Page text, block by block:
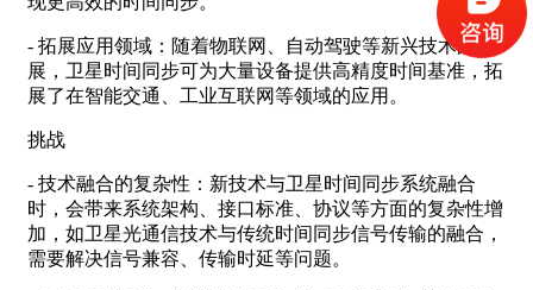
- 拓展应用领域：随着物联网、自动驾驶等新兴技术的发
展，卫星时间同步可为大量设备提供高精度时间基准，拓
展了在智能交通、工业互联网等领域的应用。
挑战
- 技术融合的复杂性：新技术与卫星时间同步系统融合
时，会带来系统架构、接口标准、协议等方面的复杂性增
加，如卫星光通信技术与传统时间同步信号传输的融合，
需要解决信号兼容、传输时延等问题。